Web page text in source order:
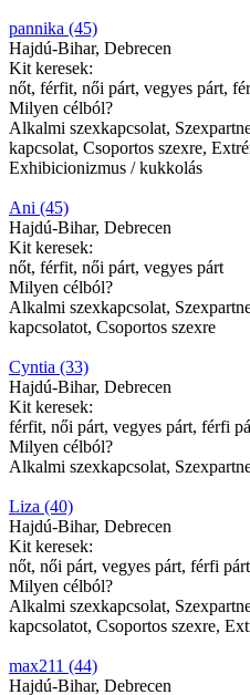
pannika (45)
Hajdú-Bihar, Debrecen
Kit keresek:
nőt, férfit, női párt, vegyes párt,
Milyen célból?
Alkalmi szexkapcsolat,
kapcsolat, Csoportos szexre,
Exhibicionizmus / kukkolás
Ani (45)
Hajdú-Bihar, Debrecen
Kit keresek:
nőt, férfit, női párt, vegyes párt
Milyen célból?
Alkalmi szexkapcsolat,
kapcsolatot, Csoportos szexre
Cyntia (33)
Hajdú-Bihar, Debrecen
Kit keresek:
férfit, női párt, vegyes párt, férfi
Milyen célból?
Alkalmi szexkapcsolat,
Liza (40)
Hajdú-Bihar, Debrecen
Kit keresek:
nőt, női párt, vegyes párt, férfi párt
Milyen célból?
Alkalmi szexkapcsolat,
kapcsolatot, Csoportos szexre,
max211 (44)
Hajdú-Bihar, Debrecen